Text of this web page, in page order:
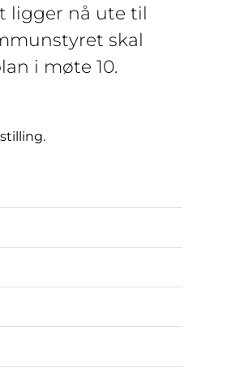
ligger nå ute til
skal
i møte 10.